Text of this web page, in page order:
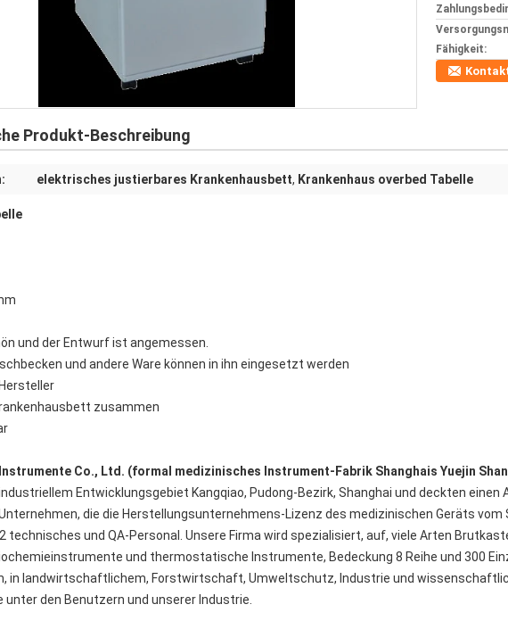
Fähigkeit:
Produkt-Beschreibung
elektrisches justierbares Krankenhausbett, Krankenhaus overbed Tabelle
und der Entwurf ist angemessen.
und andere Ware können in ihn eingesetzt werden
zusammen
Co., Ltd. (formal medizinisches Instrument-Fabrik Shanghais Yuejin
Entwicklungsgebiet Kangqiao, Pudong-Bezirk, Shanghai und deckten einen
die die Herstellungsunternehmens-Lizenz des medizinischen Geräts vom
technisches und QA-Personal. Unsere Firma wird spezialisiert, auf, viele Arten
und thermostatische Instrumente, Bedeckung 8 Reihe und 300
in landwirtschaftlichem, Forstwirtschaft, Umweltschutz, Industrie und
unter den Benutzern und unserer Industrie.